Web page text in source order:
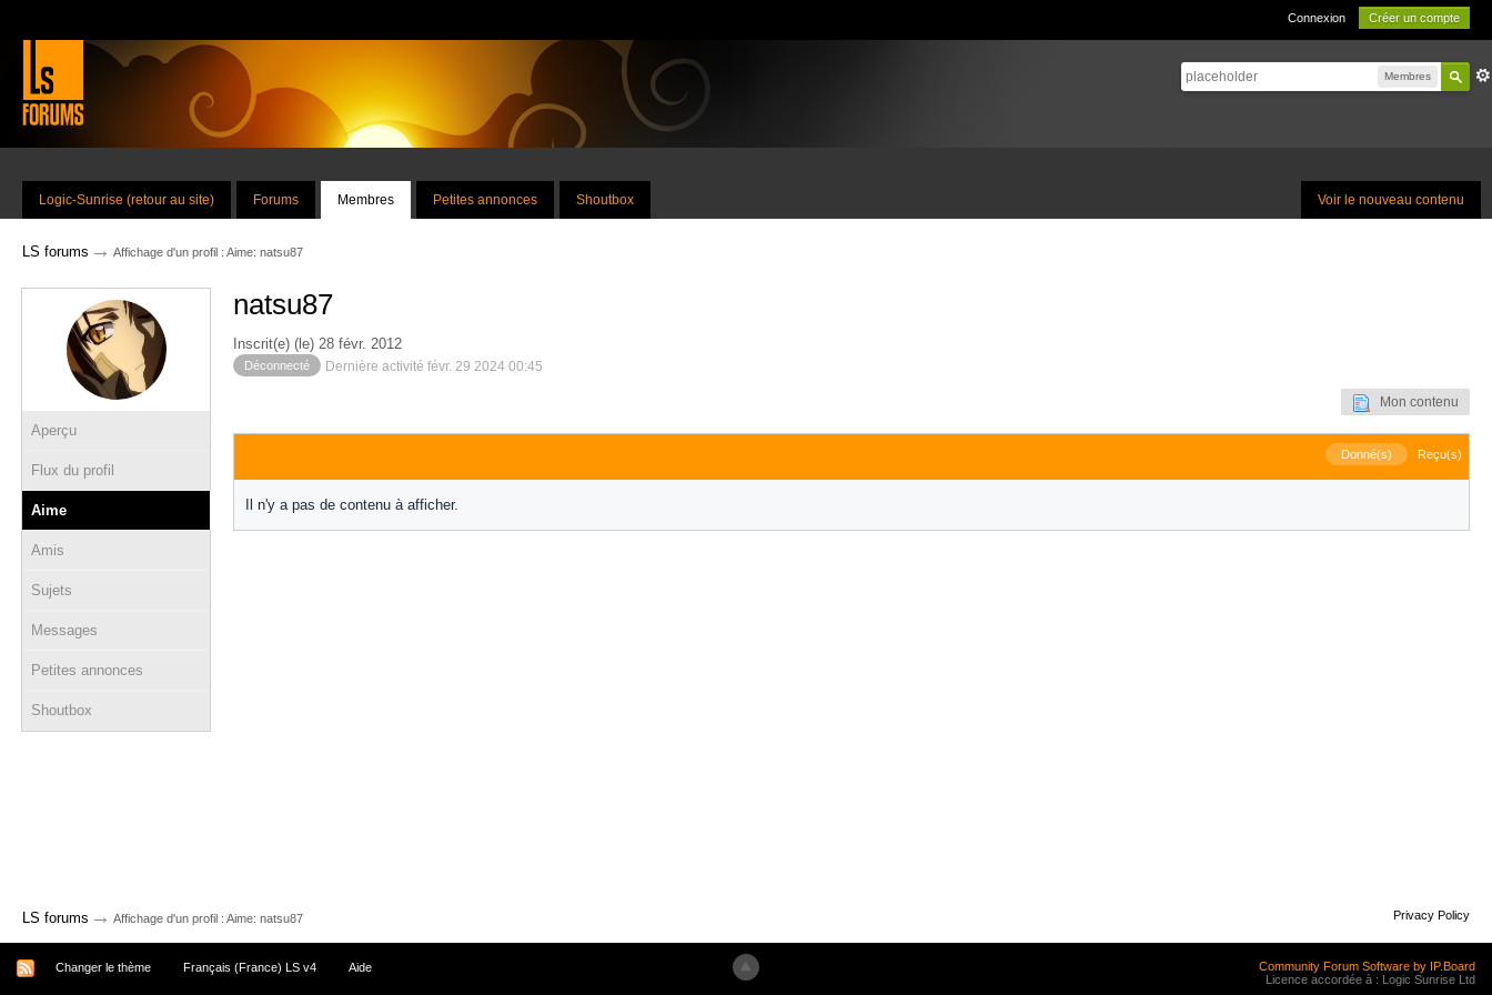
Connexion Créer un compte
Membres
Voir le nouveau contenu
Logic-Sunrise (retour au site) Forums Membres Petites annonces Shoutbox
LS forums → Affichage d'un profil : Aime: natsu87
Aperçu
Flux du profil
Aime
Amis
Sujets
Messages
Petites annonces
Shoutbox
natsu87
Inscrit(e) (le) 28 févr. 2012
Déconnecté Dernière activité févr. 29 2024 00:45
Mon contenu
Donné(s) Reçu(s)
Il n'y a pas de contenu à afficher.
LS forums → Affichage d'un profil : Aime: natsu87 Privacy Policy
Changer le thème Français (France) LS v4 Aide
Community Forum Software by IP.Board
Licence accordée à : Logic Sunrise Ltd